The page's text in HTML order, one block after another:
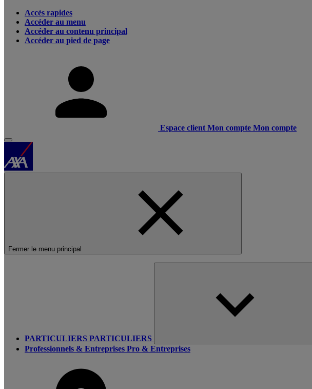
Accès rapides
Accéder au menu
Accéder au contenu principal
Accéder au pied de page
Espace client Mon compte Mon compte
Fermer le menu principal
PARTICULIERS PARTICULIERS
Professionnels & Entreprises Pro & Entreprises